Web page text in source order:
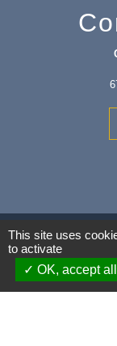
Liens
This site uses
to activate
OK, accept all